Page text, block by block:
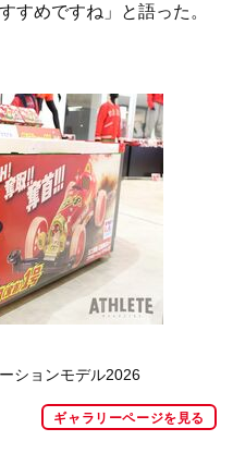
すめですね」と語った。
ションモデル2026
ギャラリーページを見る